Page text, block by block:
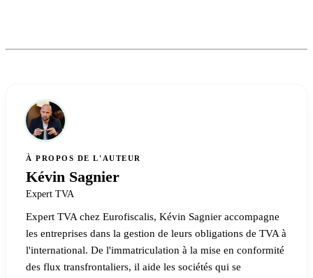
À PROPOS DE L'AUTEUR
Kévin Sagnier
Expert TVA
Expert TVA chez Eurofiscalis, Kévin Sagnier accompagne
les entreprises dans la gestion de leurs obligations de TVA à
l'international. De l'immatriculation à la mise en conformité
des flux transfrontaliers, il aide les sociétés qui se